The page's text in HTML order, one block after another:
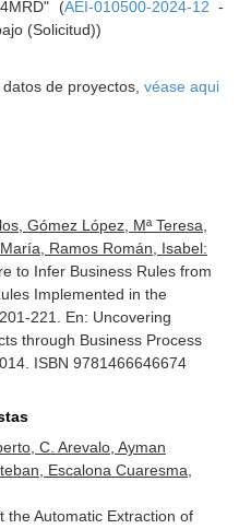
(AEI-010500-2024-12 -
(Solicitud))
de proyectos, véase aqui
Gómez López, Mª Teresa,
Ramos Román, Isabel:
to Infer Business Rules from
Implemented in the
221. En: Uncovering
through Business Process
ISBN 9781466646674
C. Arevalo, Ayman
Escalona Cuaresma,
the Automatic Extraction of